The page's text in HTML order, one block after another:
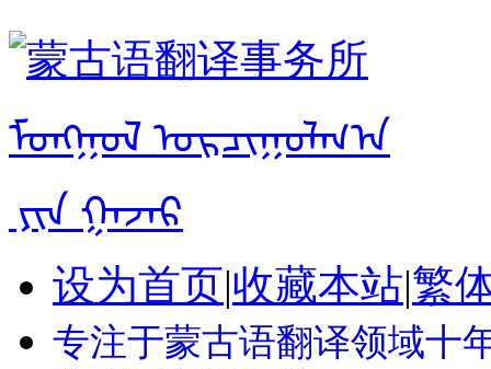
设为首页|收藏本站|繁
专注于蒙古语翻译领域十